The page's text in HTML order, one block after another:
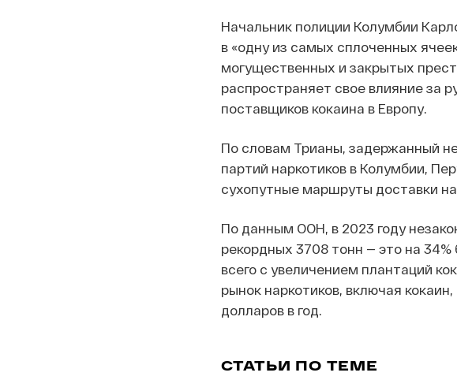
Начальник полиции Колумбии
в «одну из самых сплоченных
могущественных и закрытых
распространяет свое влияние за
поставщиков кокаина в Европу.
По словам Трианы, задержанный
партий наркотиков в Колумбии,
сухопутные маршруты доставки
По данным ООН, в 2023 году
рекордных 3708 тонн — это на
всего с увеличением плантаций
рынок наркотиков, включая
долларов в год.
СТАТЬИ ПО ТЕМЕ